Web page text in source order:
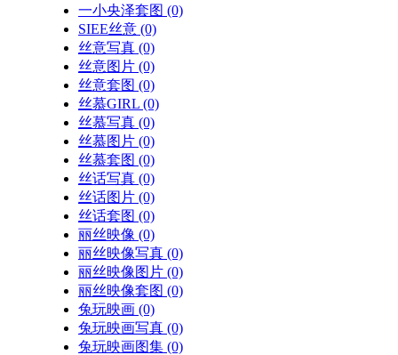
一小央泽套图 (0)
SIEE丝意 (0)
丝意写真 (0)
丝意图片 (0)
丝意套图 (0)
丝慕GIRL (0)
丝慕写真 (0)
丝慕图片 (0)
丝慕套图 (0)
丝话写真 (0)
丝话图片 (0)
丝话套图 (0)
丽丝映像 (0)
丽丝映像写真 (0)
丽丝映像图片 (0)
丽丝映像套图 (0)
兔玩映画 (0)
兔玩映画写真 (0)
兔玩映画图集 (0)